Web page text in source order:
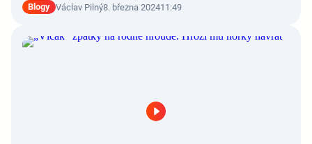
Blogy Václav Pilný8. března 202411:49